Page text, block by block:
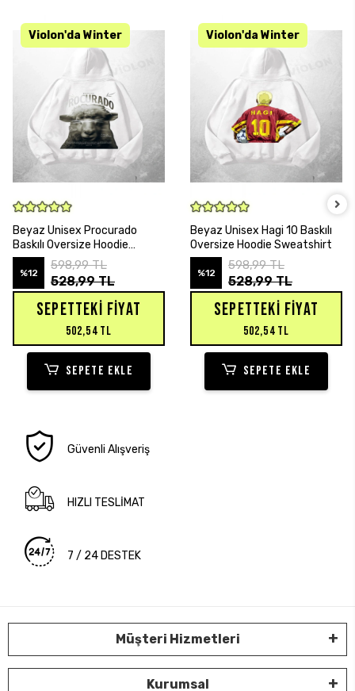
Beyaz Unisex Procurado
Baskılı Oversize Hoodie
Sweatshirt
%12
598,99 TL
528,99 TL
SEPETTEKI FIYAT
502,54 TL
SEPETE EKLE
Beyaz Unisex Hagi 10 Baskılı
Oversize Hoodie Sweatshirt
%12
598,99 TL
528,99 TL
SEPETTEKI FIYAT
502,54 TL
SEPETE EKLE
Güvenli Alışveriş
HIZLI TESLİMAT
7 / 24 DESTEK
Müşteri Hizmetleri
Kurumsal